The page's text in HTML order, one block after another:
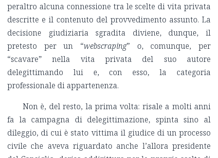
peraltro alcuna connessione tra le scelte di vita privata
descritte e il contenuto del provvedimento assunto. La
decisione giudiziaria sgradita diviene, dunque, il
pretesto per un “webscraping” o, comunque, per
“scavare” nella vita privata del suo autore
delegittimando lui e, con esso, la categoria
professionale di appartenenza.
Non è, del resto, la prima volta: risale a molti anni
fa la campagna di delegittimazione, spinta sino al
dileggio, di cui è stato vittima il giudice di un processo
civile che aveva riguardato anche l’allora presidente